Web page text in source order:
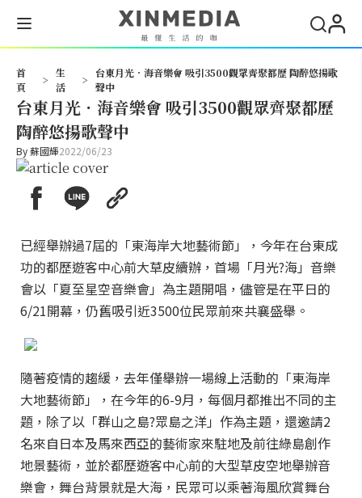
首
頁
>
生
活
>
台東月光．海音樂會 吸引3500觀眾齊聚都歷 陶醉悠揚歌
聲中
台東月光．海音樂會 吸引3500觀眾齊聚都歷
陶醉悠揚歌聲中
By蘇國輝2022/06/23
已經舉辦過7屆的「東海岸大地藝術節」，今年在台東成
功的都歷遊客中心前大草皮續辦，首場「月光?海」音樂
會以「夏至星空音樂會」為主題開唱，儘管是在平日的
6/21開幕，仍舊吸引近3500位民眾前來共襄盛舉。
隨著疫情的趨緩，去年僅舉辦一場線上活動的「東海岸
大地藝術節」，在今年的6-9月，每個月都推出不同的主
題，除了以「群山之島?眾島之洋」作為主題，還邀請2
名來自日本及馬來西亞的藝術家來駐地及前往綠島創作
地景藝術，並於都歷遊客中心前的大型草皮空地舉辦音
樂會，舞台背景就是大海，民眾可以乘著海風欣賞舞台